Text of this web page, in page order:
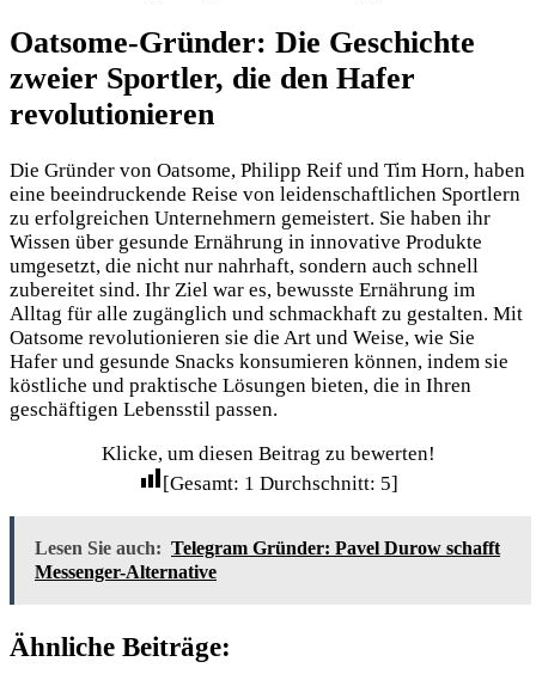
Oatsome-Gründer: Die Geschichte
zweier Sportler, die den Hafer
revolutionieren
Die Gründer von Oatsome, Philipp Reif und Tim Horn, haben
eine beeindruckende Reise von leidenschaftlichen Sportlern
zu erfolgreichen Unternehmern gemeistert. Sie haben ihr
Wissen über gesunde Ernährung in innovative Produkte
umgesetzt, die nicht nur nahrhaft, sondern auch schnell
zubereitet sind. Ihr Ziel war es, bewusste Ernährung im
Alltag für alle zugänglich und schmackhaft zu gestalten. Mit
Oatsome revolutionieren sie die Art und Weise, wie Sie
Hafer und gesunde Snacks konsumieren können, indem sie
köstliche und praktische Lösungen bieten, die in Ihren
geschäftigen Lebensstil passen.
Klicke, um diesen Beitrag zu bewerten!
[Gesamt: 1 Durchschnitt: 5]
Lesen Sie auch: Telegram Gründer: Pavel Durow schafft
Messenger-Alternative
Ähnliche Beiträge: